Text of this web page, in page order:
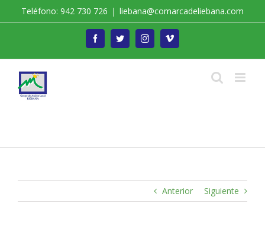
Teléfono: 942 730 726 | liebana@comarcadeliebana.com
FacebookTwitterInstagramVimeo
Anterior Siguiente